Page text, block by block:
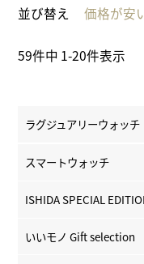
ラグジュアリーウォッチ
スマートウォッチ
ISHIDA SPECIAL
いいモノ Gift selection
並び替え 価格が安
59件中 1-20件表示